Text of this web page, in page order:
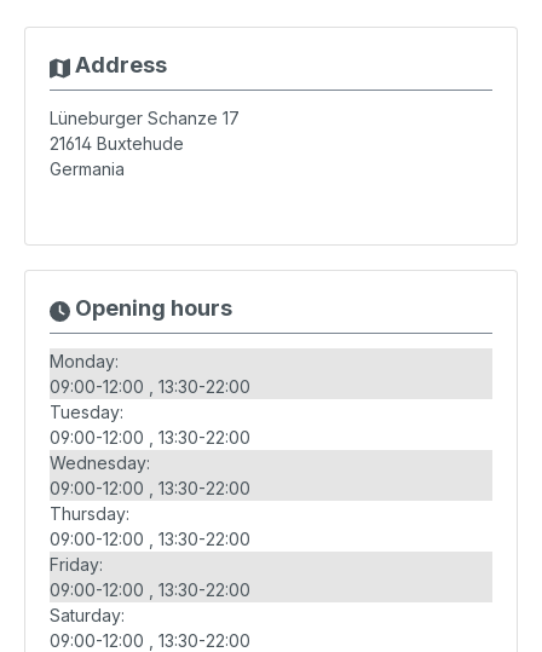
Address
Lüneburger Schanze 17
21614 Buxtehude
Germania
Opening hours
Monday:
09:00-12:00
13:30-22:00
Tuesday:
09:00-12:00
13:30-22:00
Wednesday:
09:00-12:00
13:30-22:00
Thursday:
09:00-12:00
13:30-22:00
Friday:
09:00-12:00
13:30-22:00
Saturday:
09:00-12:00
13:30-22:00